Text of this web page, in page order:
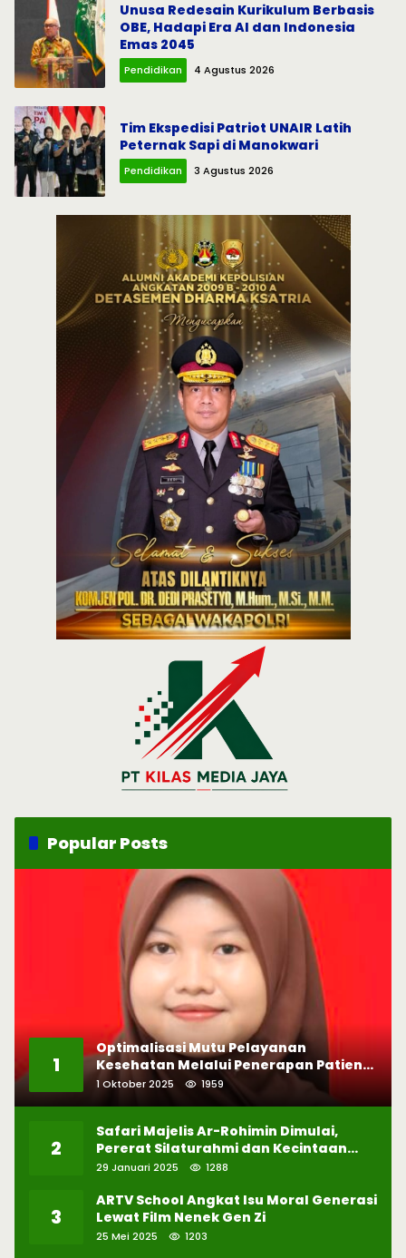
Unusa Redesain Kurikulum Berbasis
OBE, Hadapi Era AI dan Indonesia
Emas 2045
Pendidikan 4 Agustus 2026
Tim Ekspedisi Patriot UNAIR Latih
Peternak Sapi di Manokwari
Pendidikan 3 Agustus 2026
Popular Posts
1
Optimalisasi Mutu Pelayanan
Kesehatan Melalui Penerapan Patient
Safety
1 Oktober 2025 1959
2
Safari Majelis Ar-Rohimin Dimulai,
Pererat Silaturahmi dan Kecintaan
pada Selawat
29 Januari 2025 1288
3
ARTV School Angkat Isu Moral Generasi
Lewat Film Nenek Gen Zi
25 Mei 2025 1203